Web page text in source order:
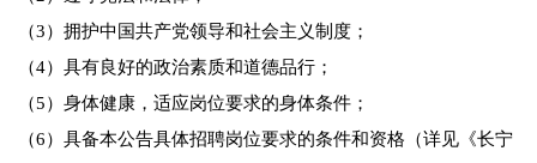
（3）拥护中国共产党领导和社会主义制度；
（4）具有良好的政治素质和道德品行；
（5）身体健康，适应岗位要求的身体条件；
（6）具备本公告具体招聘岗位要求的条件和资格（详见《长宁